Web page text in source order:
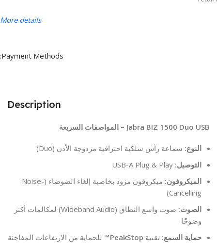
More details
Payment Methods:
Description
Jabra BIZ 1500 Duo USB – المواصفات السريعة
النوع: سماعة رأس سلكية احترافية مزدوجة الأذن (Duo)
التوصيل:
الميكروفون:
ميكروفون مزود بخاصية إلغاء الضوضاء (Noise-
Cancelling)
الصوت:
صوت واسع النطاق (Wideband Audio) لمكالمات أكثر
وضوحًا
حماية السمع: تقنية PeakStop™
للحماية من الارتفاعات المفاجئة